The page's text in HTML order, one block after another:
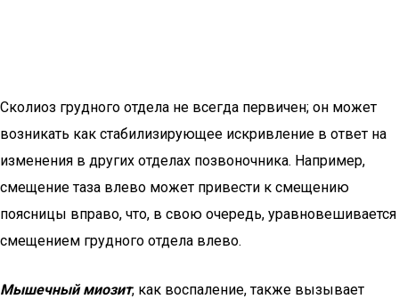
Сколиоз грудного отдела не всегда первичен; он может
возникать как стабилизирующее искривление в ответ на
изменения в других отделах позвоночника. Например,
смещение таза влево может привести к смещению
поясницы вправо, что, в свою очередь, уравновешивается
смещением грудного отдела влево.
Мышечный миозит, как воспаление, также вызывает